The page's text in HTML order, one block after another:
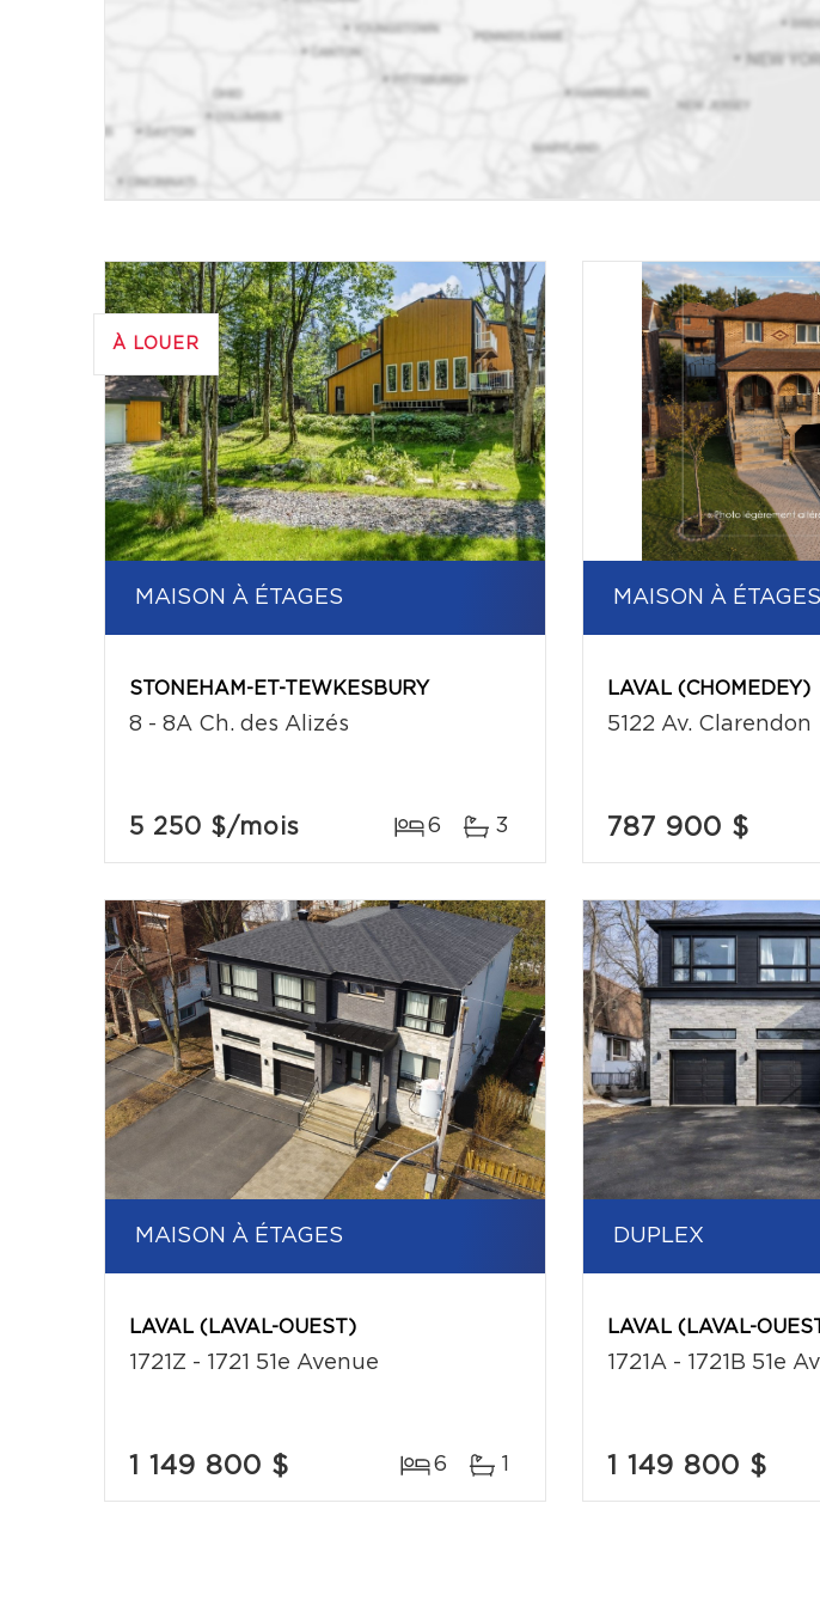
À LOUER
MAISON À ÉTAGES
STONEHAM-ET-TEWKESBURY
8 - 8A Ch. des Alizés
5 250 $/mois 6 3
MAISON À ÉTAGES
LAVAL (CHOMEDEY)
5122 Av. Clarendon
787 900 $
MAISON À ÉTAGES
LAVAL (LAVAL-OUEST)
1721Z - 1721 51e Avenue
1 149 800 $ 6 1
DUPLEX
LAVAL (LAVAL-
1721A - 1721B 51e
1 149 800 $